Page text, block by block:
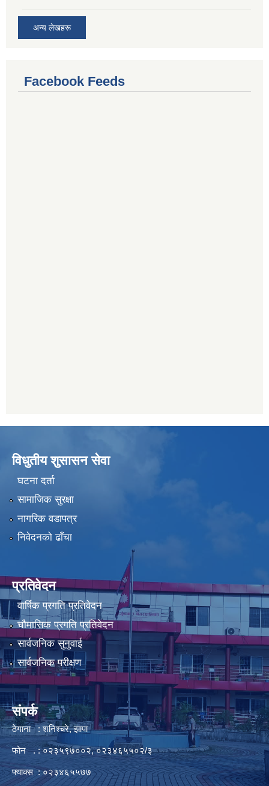
अन्य लेखहरू
Facebook Feeds
विधुतीय शुसासन सेवा
घटना दर्ता
सामाजिक सुरक्षा
नागरिक वडापत्र
निवेदनको ढाँचा
प्रतिवेदन
वार्षिक प्रगति प्रतिवेदन
चौमासिक प्रगति प्रतिवेदन
सार्वजनिक सुनुवाई
सार्वजनिक परीक्षण
संपर्क
ठेगाना : शनिश्चरे, झापा
फोन . : ०२३५९७००२, ०२३४६५५०२/३
फ्याक्स : ०२३४६५५७७